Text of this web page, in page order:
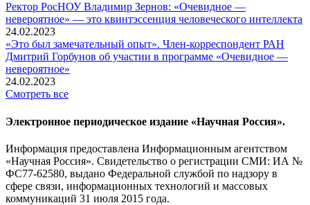
Ректор РосНОУ Владимир Зернов: «Очевидное —
невероятное» — это квинтэссенция человеческого интеллекта
24.02.2023
«Это был замечательный опыт». Член-корреспондент РАН
Дмитрий Горбунов об участии в программе «Очевидное —
невероятное»
24.02.2023
Смотреть все
Электронное периодическое издание «Научная Россия».
Информация предоставлена Информационным агентством
«Научная Россия». Свидетельство о регистрации СМИ: ИА №
ФС77-62580, выдано Федеральной службой по надзору в
сфере связи, информационных технологий и массовых
коммуникаций 31 июля 2015 года.